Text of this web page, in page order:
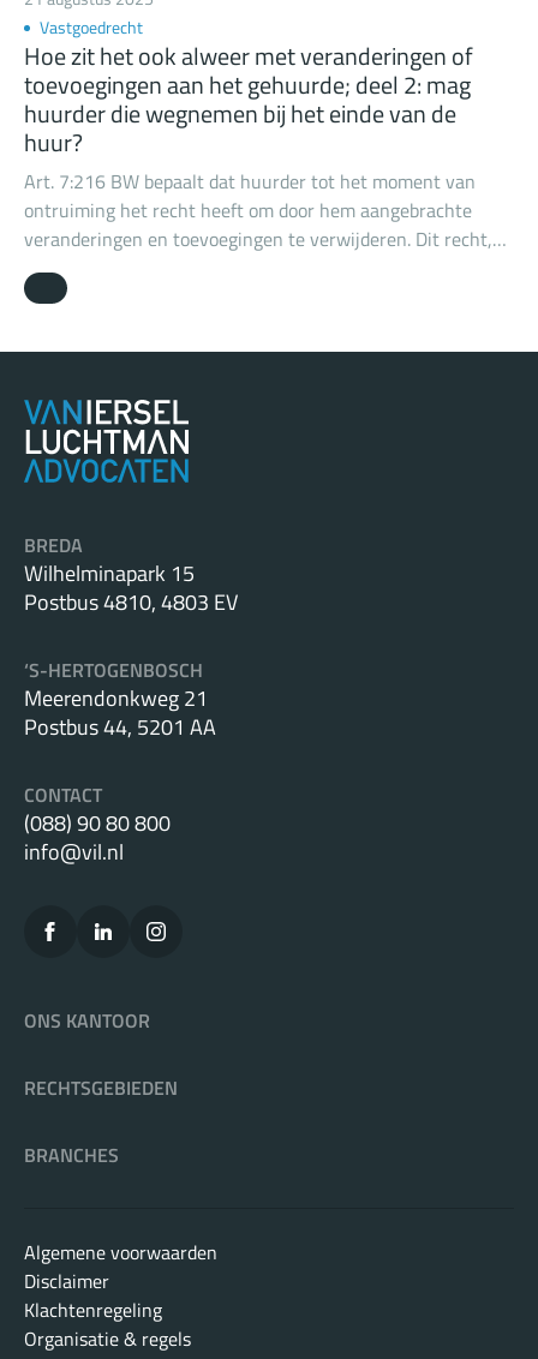
Vastgoedrecht
Hoe zit het ook alweer met veranderingen of
toevoegingen aan het gehuurde; deel 2: mag
huurder die wegnemen bij het einde van de
huur?
Art. 7:216 BW bepaalt dat huurder tot het moment van
ontruiming het recht heeft om door hem aangebrachte
veranderingen en toevoegingen te verwijderen. Dit recht,
bekend als het "wegneemrecht" (of “wegbreekrecht”) is
bedoeld om te voorkomen dat een verhuurder
kosten van zijn huurder zijn aangebracht. Dit geldt – met
eigendom van verhuurder zijn geworden (bijvoorbeeld door
natrekking). Verhuurder kan het wegneemrecht dus niet
verhinderen met als argument: “Ik ben daarvan door
BREDA
Wilhelminapark 15
Postbus 4810, 4803 EV
‘S-HERTOGENBOSCH
Meerendonkweg 21
Postbus 44, 5201 AA
CONTACT
(088) 90 80 800
info@vil.nl
ONS KANTOOR
RECHTSGEBIEDEN
BRANCHES
Algemene voorwaarden
Disclaimer
Klachtenregeling
Organisatie & regels